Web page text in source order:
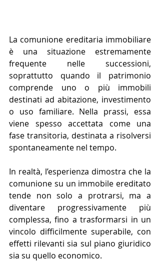
La comunione ereditaria immobiliare
è una situazione estremamente
frequente nelle successioni,
soprattutto quando il patrimonio
comprende uno o più immobili
destinati ad abitazione, investimento
o uso familiare. Nella prassi, essa
viene spesso accettata come una
fase transitoria, destinata a risolversi
spontaneamente nel tempo.
In realtà, l’esperienza dimostra che la
comunione su un immobile ereditato
tende non solo a protrarsi, ma a
diventare progressivamente più
complessa, fino a trasformarsi in un
vincolo difficilmente superabile, con
effetti rilevanti sia sul piano giuridico
sia su quello economico.